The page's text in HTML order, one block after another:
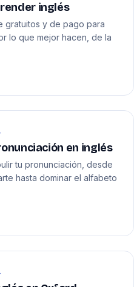
inglés
gratuitos y de pago para
lo que mejor hacen, de la
en inglés
tu pronunciación, desde
hasta dominar el alfabeto